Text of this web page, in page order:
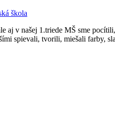
škola
aj v našej 1.triede MŠ sme
spievali, tvorili, miešali